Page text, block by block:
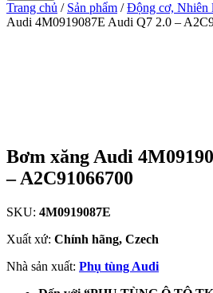
Trang chủ / Sản phẩm /Động cơ, Nhiên
Audi 4M0919087E Audi Q7 2.0 –
Bơm xăng Audi
– A2C91066700
SKU: 4M0919087E
Xuất xứ: Chính hãng, Czech
Nhà sản xuất: Phụ tùng Audi